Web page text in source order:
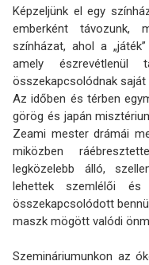
Képzeljünk el egy
emberként távozunk,
színházat, ahol a
amely
összekapcsolódnak saját
Az időben és térben
görög és japán
Zeami mester drámái
miközben
legközelebb álló,
lehettek szemlélői
összekapcsolódott
maszk mögött valódi
Szemináriumunkon az